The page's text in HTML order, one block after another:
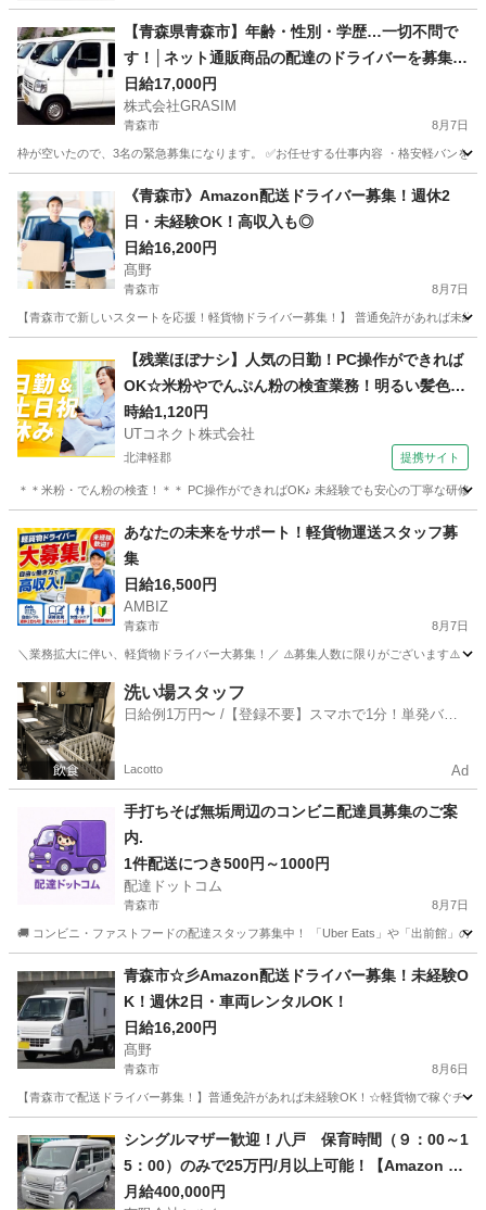
【青森県青森市】年齢・性別・学歴…一切不問で
す！│ネット通販商品の配達のドライバーを募集し
ています！
日給17,000円
株式会社GRASIM
青森市 8月7日
枠が空いたので、3名の緊急募集になります。 ✅お任せする仕事内容 ・格安軽バン
ドライバー
《青森市》Amazon配送ドライバー募集！週休2
日・未経験OK！高収入も◎
日給16,200円
髙野
青森市 8月7日
【青森市で新しいスタートを応援！軽貨物ドライバー募集！】 普通免許があれば未
ドライバー Amazon
【残業ほぼナシ】人気の日勤！PC操作ができれば
OK☆米粉やでんぷん粉の検査業務！明るい髪色O
K♪土日祝休み◎20代～50代の女性活躍中＜青森県
青森市＞
時給1,120円
UTコネクト株式会社
北津軽郡 提携サイト
＊＊米粉・でん粉の検査！＊＊ PC操作ができればOK♪ 未経験でも安心の丁寧な研
倉庫
あなたの未来をサポート！軽貨物運送スタッフ募
集
日給16,500円
AMBIZ
青森市 8月7日
＼業務拡大に伴い、軽貨物ドライバー大募集！／ ⚠️募集人数に限りがございます⚠️
青森 青森市 物流 スタッフ
洗い場スタッフ
日給例1万円〜 /【登録不要】スマホで1分！単発バイ
Lacotto Ad
手打ちそば無垢周辺のコンビニ配達員募集のご案
内.
1件配送につき500円～1000円
配達ドットコム
青森市 8月7日
🚚 コンビニ・ファストフードの配達スタッフ募集中！ 「Uber Eats」や「出前館」の
配送 ファストフード
青森市☆彡Amazon配送ドライバー募集！未経験O
K！週休2日・車両レンタルOK！
日給16,200円
髙野
青森市 8月6日
【青森市で配送ドライバー募集！】普通免許があれば未経験OK！☆軽貨物で稼ぐチ
ドライバー Amazon
シングルマザー歓迎！八戸 保育時間（９：00～1
5：00）のみで25万円/月以上可能！【Amazon Fl
ex】で稼ぎましょう！
月給400,000円